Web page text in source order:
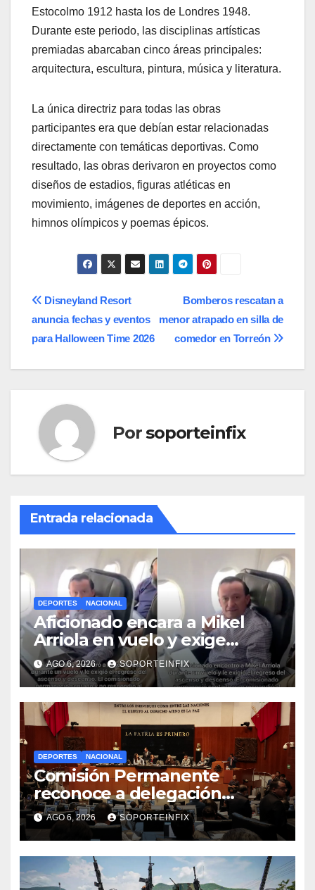
Estocolmo 1912 hasta los de Londres 1948.
Durante este periodo, las disciplinas artísticas
premiadas abarcaban cinco áreas principales:
arquitectura, escultura, pintura, música y literatura.
La única directriz para todas las obras
participantes era que debían estar relacionadas
directamente con temáticas deportivas. Como
resultado, las obras derivaron en proyectos como
diseños de estadios, figuras atléticas en
movimiento, imágenes de deportes en acción,
himnos olímpicos y poemas épicos.
Navegación
de
entradas
Bomberos rescatan a
menor atrapado en silla de
comedor en Torreón
Disneyland Resort
anuncia fechas y eventos
para Halloween Time 2026
Porsoporteinfix
Entrada relacionada
DEPORTES NACIONAL
Aficionado encara a Mikel
Arriola en vuelo y exige
regreso del ascenso
AGO 6, 2026 SOPORTEINFIX
DEPORTES NACIONAL
Comisión Permanente
reconoce a delegación
mexicana en Juegos
Centroamericanos 2026
AGO 6, 2026 SOPORTEINFIX